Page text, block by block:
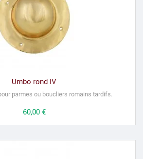
Umbo rond IV
parmes ou boucliers romains tardifs.
Prix
60,00 €